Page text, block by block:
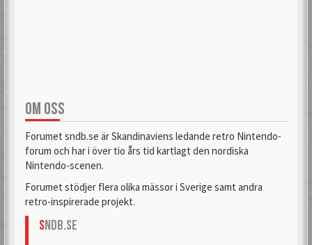
OM OSS
Forumet sndb.se är Skandinaviens ledande retro Nintendo-
forum och har i över tio års tid kartlagt den nordiska
Nintendo-scenen.
Forumet stödjer flera olika mässor i Sverige samt andra
retro-inspirerade projekt.
SNDB.se